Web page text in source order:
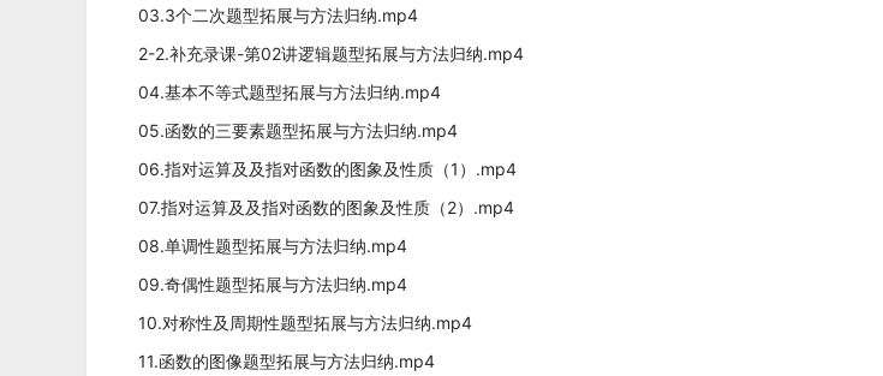
03.3个二次题型拓展与方法归纳.mp4
2-2.补充录课-第02讲逻辑题型拓展与方法归纳.mp4
04.基本不等式题型拓展与方法归纳.mp4
05.函数的三要素题型拓展与方法归纳.mp4
06.指对运算及及指对函数的图象及性质（1）.mp4
07.指对运算及及指对函数的图象及性质（2）.mp4
08.单调性题型拓展与方法归纳.mp4
09.奇偶性题型拓展与方法归纳.mp4
10.对称性及周期性题型拓展与方法归纳.mp4
11.函数的图像题型拓展与方法归纳.mp4